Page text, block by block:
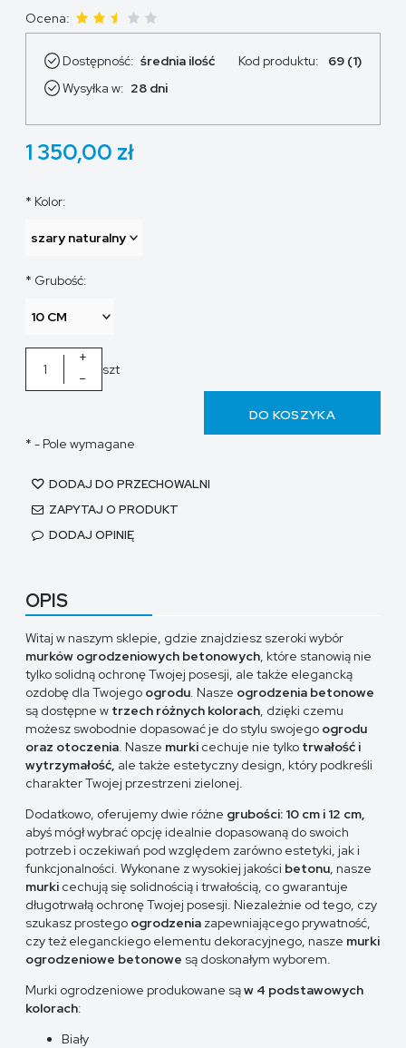
Ocena:
Dostępność: średnia ilość
Wysyłka w: 28 dni
Kod produktu: 69 (1)
1 350,00 zł
* Kolor:
* Grubość:
-
+
szt
DO KOSZYKA
* - Pole wymagane
DODAJ DO PRZECHOWALNI
ZAPYTAJ O PRODUKT
DODAJ OPINIĘ
OPIS
Witaj w naszym sklepie, gdzie znajdziesz szeroki wybór
murków ogrodzeniowych betonowych, które stanowią nie
tylko solidną ochronę Twojej posesji, ale także elegancką
ozdobę dla Twojego ogrodu. Nasze ogrodzenia betonowe
są dostępne w trzech różnych kolorach, dzięki czemu
możesz swobodnie dopasować je do stylu swojego ogrodu
oraz otoczenia. Nasze murki cechuje nie tylko trwałość i
wytrzymałość, ale także estetyczny design, który podkreśli
charakter Twojej przestrzeni zielonej.
Dodatkowo, oferujemy dwie różne grubości: 10 cm i 12 cm,
abyś mógł wybrać opcję idealnie dopasowaną do swoich
potrzeb i oczekiwań pod względem zarówno estetyki, jak i
funkcjonalności. Wykonane z wysokiej jakości betonu, nasze
murki cechują się solidnością i trwałością, co gwarantuje
długotrwałą ochronę Twojej posesji. Niezależnie od tego, czy
szukasz prostego ogrodzenia zapewniającego prywatność,
czy też eleganckiego elementu dekoracyjnego, nasze murki
ogrodzeniowe betonowe są doskonałym wyborem.
Murki ogrodzeniowe produkowane sąw 4 podstawowych
kolorach:
Biały